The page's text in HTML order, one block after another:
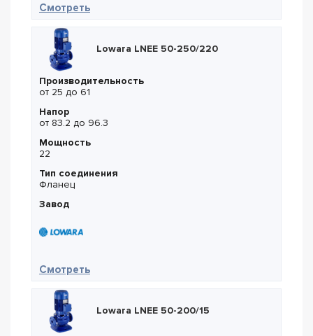
Смотреть— Lowara LNEE 80-160/22
Lowara LNEE 50-250/220
Производительность
от 25 до 61
Напор
от 83.2 до 96.3
Мощность
22
Тип соединения
Фланец
Завод
Смотреть— Lowara LNEE 50-250/220
Lowara LNEE 50-200/15